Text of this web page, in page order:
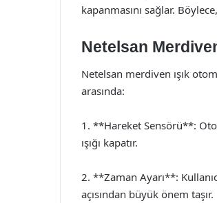
kapanmasını sağlar.
Netelsan
Netelsan merdiven ışık
arasında:
1. **Hareket Sensörü**:
ışığı kapatır.
2. **Zaman Ayarı**:
açısından büyük önem taşır.